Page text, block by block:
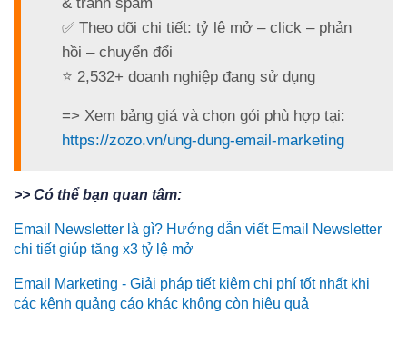
✅ Theo dõi chi tiết: tỷ lệ mở – click – phản
hồi – chuyển đổi
⭐ 2,532+ doanh nghiệp đang sử dụng
=> Xem bảng giá và chọn gói phù hợp tại:
https://zozo.vn/ung-dung-email-marketing
>> Có thể bạn quan tâm:
Email Newsletter là gì? Hướng dẫn viết Email Newsletter
chi tiết giúp tăng x3 tỷ lệ mở
Email Marketing - Giải pháp tiết kiệm chi phí tốt nhất khi
các kênh quảng cáo khác không còn hiệu quả